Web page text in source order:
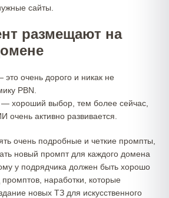
сайты.
размещают на
это очень дорого и никак не
PBN.
— хороший выбор, тем более сейчас,
очень активно развивается.
очень подробные и четкие промпты,
новый промпт для каждого домена
у подрядчика должен быть хорошо
наработки, которые
новых ТЗ для искусственного